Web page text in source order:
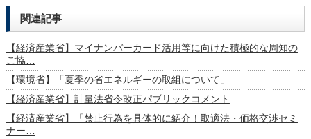
関連記事
【経済産業省】マイナンバーカード活用等に向けた積極的な周知の
ご協…
【環境省】「夏季の省エネルギーの取組について」
【経済産業省】計量法省令改正パブリックコメント
【経済産業省】「禁止行為を具体的に紹介！取適法・価格交渉セミ
ナー…